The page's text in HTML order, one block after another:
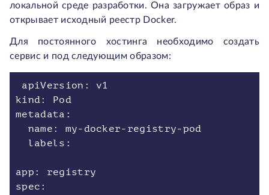
локальной среде разработки. Она загружает образ и
открывает исходный реестр Docker.
Для постоянного хостинга необходимо создать
сервис и под следующим образом:
apiVersion: v1
kind: Pod
metadata:
name: my-docker-registry-pod
labels:
app: registry
spec: